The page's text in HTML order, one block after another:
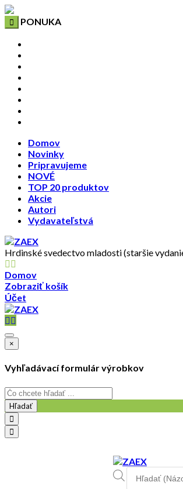
PONUKA
Domov
Novinky
Pripravujeme
NOVÉ
TOP 20 produktov
Akcie
Autori
Vydavateľstvá
Hrdinské svedectvo mladosti (staršie
Domov
Zobraziť košík
Účet
×
Vyhľadávací formulár výrobkov
Hľadať
Products
search